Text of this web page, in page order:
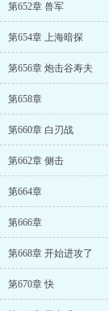
第652章 兽军
第654章 上海暗探
第656章 炮击谷寿夫
第658章
第660章 白刃战
第662章 侧击
第664章
第666章
第668章 开始进攻了
第670章 快